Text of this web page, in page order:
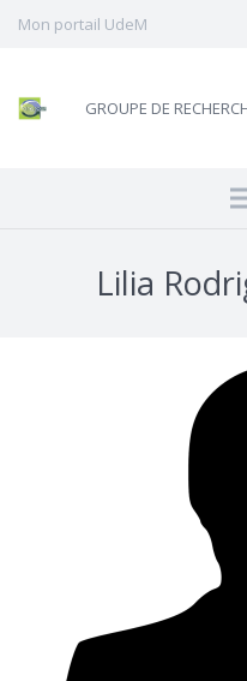
Mon portail UdeM
GROUPE DE
Lilia